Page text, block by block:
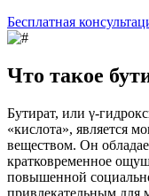
Бесплатная
Что такое
Бутират, или γ-
«кислота», является
веществом. Он
кратковременное
повышенной
привлекательным для